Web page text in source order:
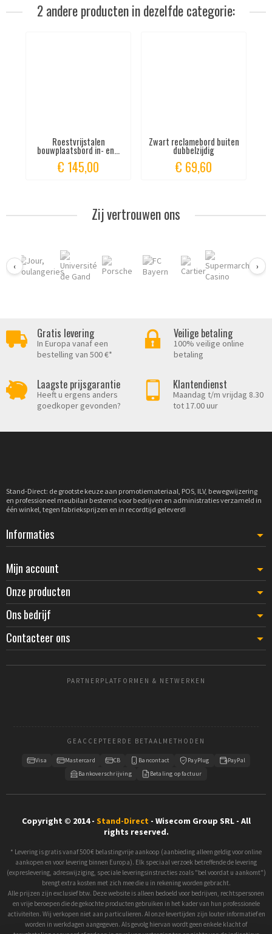
2 andere producten in dezelfde categorie:
Roestvrijstalen
bouwplaatsbord in- en...
€ 145,00
Zwart reclamebord buiten
dubbelzijdig
€ 69,60
Zij vertrouwen ons
‹ ›
Gratis levering
In Europa vanaf een
bestelling van 500 €*
Veilige betaling
100% veilige online
betaling
Laagste prijsgarantie
Heeft u ergens anders
goedkoper gevonden?
Klantendienst
Maandag t/m vrijdag 8.30
tot 17.00 uur
Stand-Direct: de grootste keuze aan promotiemateriaal, POS, ILV, bewegwijzering
en professioneel meubilair bestemd voor bedrijven en administraties verzameld in
één winkel, tegen fabrieksprijzen en in recordtijd geleverd!
Informaties
Mijn account
Onze producten
Ons bedrijf
Contacteer ons
PARTNERPLATFORMEN & NETWERKEN
GEACCEPTEERDE BETAALMETHODEN
Visa Mastercard CB Bancontact PayPlug
PayPal
Bankoverschrijving
Betaling op factuur
Copyright © 2014 - Stand-Direct - Wisecom Group SRL - All
rights reserved.
* Levering is gratis vanaf 500€ belastingvrije aankoop (aanbieding alleen geldig voor online
aankopen en voor levering binnen Europa). Elk speciaal verzoek betreffende de levering
(expreslevering, adreswijziging, speciale leveringsinstructies zoals "bel voordat u aankomt")
brengt extra kosten met zich mee die u in rekening worden gebracht.
Alle prijzen zijn exclusief btw. Deze website is alleen bedoeld voor bedrijven, rechtspersonen
en vrije beroepen die de gekochte producten gebruiken in het kader van hun professionele
activiteiten. Wij verkopen niet aan particulieren. Al onze levertijden zijn louter informatief en
worden in werkdagen aangegeven. Als gevolg hiervan wordt geen enkele klacht of